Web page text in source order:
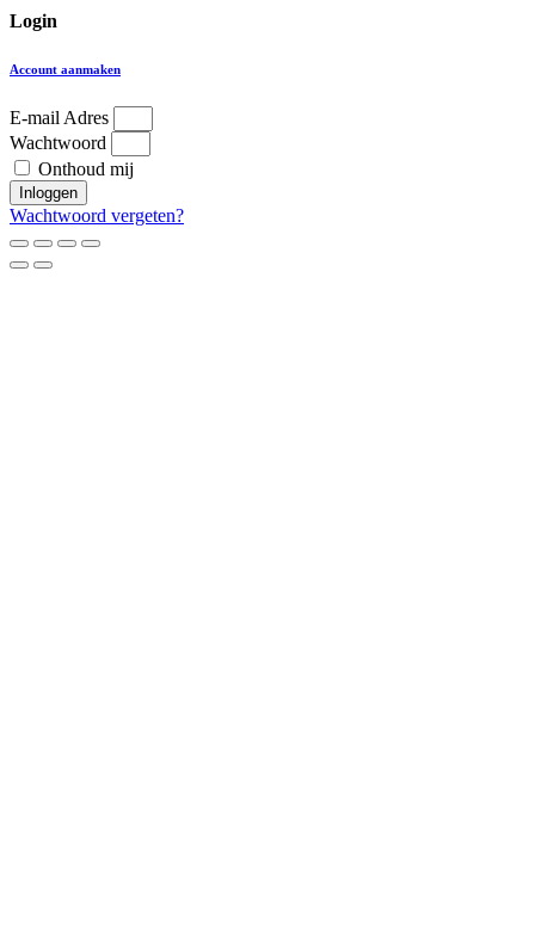
Login
Account aanmaken
E-mail Adres
Wachtwoord
Onthoud mij
Inloggen
Wachtwoord vergeten?